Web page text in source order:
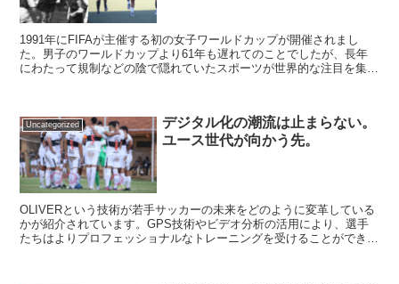
1991年にFIFAが主催する初の女子ワールドカップが開催されまし
た。男子のワールドカップより61年も遅れてのことでしたが、長年
にわたって規制などの陰で隠れていたスポーツが世界的な注目を集め
Uncategorized
デジタル化の潮流は止まらない。
ユース世代が向かう先。
OLIVERという技術が若手サッカーの未来をどのように変革している
かが紹介されています。GPS技術やビデオ分析の活用により、選手
たちはよりプロフェッショナルなトレーニングを受けることができま